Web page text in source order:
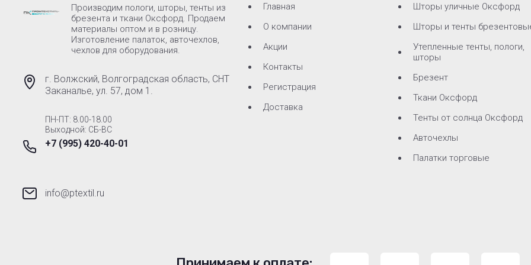
Производим пологи, шторы, тенты из
брезента и ткани Оксфорд. Продаем
материалы оптом и в розницу.
Изготовление палаток, авточехлов,
чехлов для оборудования.
г. Волжский, Волгоградская область, СНТ
Заканалье, ул. 57, дом 1.
ПН-ПТ: 8.00-18.00
Выходной: СБ-ВС
+7 (995) 420-40-01
info@ptextil.ru
Главная
О компании
Акции
Контакты
Регистрация
Доставка
Шторы уличные Оксфорд
Шторы и тенты
Утепленные тенты, пологи,
шторы
Брезент
Ткани Оксфорд
Тенты от солнца Оксфорд
Авточехлы
Палатки торговые